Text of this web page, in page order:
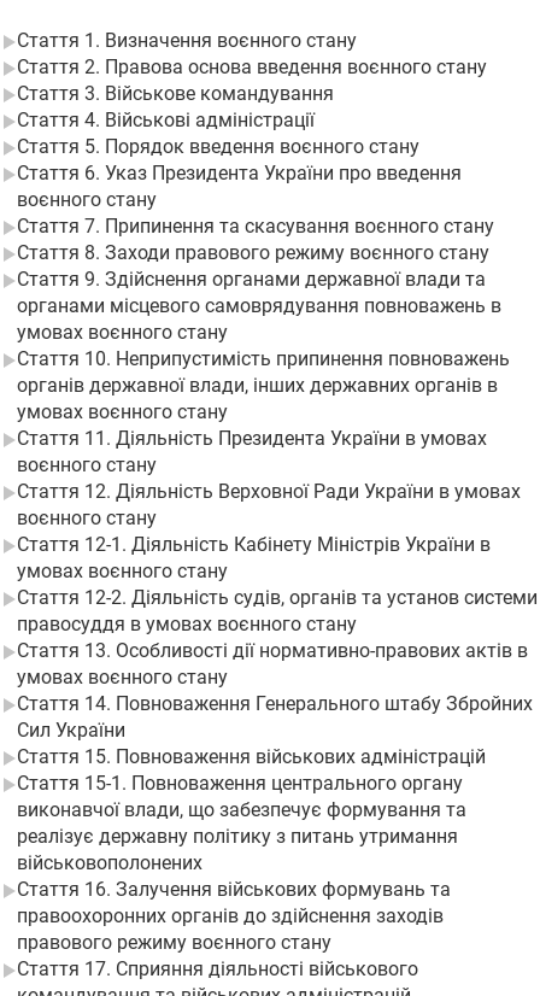
Стаття 1. Визначення воєнного стану
Стаття 2. Правова основа введення воєнного стану
Стаття 3. Військове командування
Стаття 4. Військові адміністрації
Стаття 5. Порядок введення воєнного стану
Стаття 6. Указ Президента України про введення
воєнного стану
Стаття 7. Припинення та скасування воєнного стану
Стаття 8. Заходи правового режиму воєнного стану
Стаття 9. Здійснення органами державної влади та
органами місцевого самоврядування повноважень в
умовах воєнного стану
Стаття 10. Неприпустимість припинення повноважень
органів державної влади, інших державних органів в
умовах воєнного стану
Стаття 11. Діяльність Президента України в умовах
воєнного стану
Стаття 12. Діяльність Верховної Ради України в умовах
воєнного стану
Стаття 12-1. Діяльність Кабінету Міністрів України в
умовах воєнного стану
Стаття 12-2. Діяльність судів, органів та установ системи
правосуддя в умовах воєнного стану
Стаття 13. Особливості дії нормативно-правових актів в
умовах воєнного стану
Стаття 14. Повноваження Генерального штабу Збройних
Сил України
Стаття 15. Повноваження військових адміністрацій
Стаття 15-1. Повноваження центрального органу
виконавчої влади, що забезпечує формування та
реалізує державну політику з питань утримання
військовополонених
Стаття 16. Залучення військових формувань та
правоохоронних органів до здійснення заходів
правового режиму воєнного стану
Стаття 17. Сприяння діяльності військового